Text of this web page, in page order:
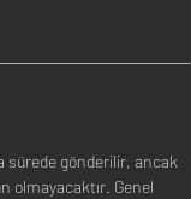
sürede gönderilir, ancak
olmayacaktır. Genel